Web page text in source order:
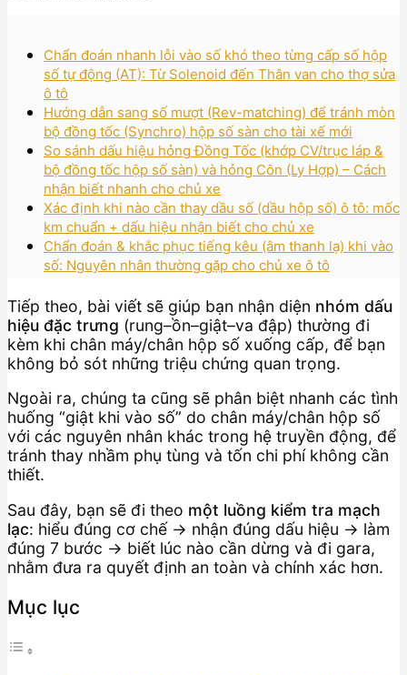
Chẩn đoán nhanh lỗi vào số khó theo từng cấp số hộp
số tự động (AT): Từ Solenoid đến Thân van cho thợ sửa
ô tô
Hướng dẫn sang số mượt (Rev-matching) để tránh mòn
bộ đồng tốc (Synchro) hộp số sàn cho tài xế mới
So sánh dấu hiệu hỏng Đồng Tốc (khớp CV/trục láp &
bộ đồng tốc hộp số sàn) và hỏng Côn (Ly Hợp) – Cách
nhận biết nhanh cho chủ xe
Xác định khi nào cần thay dầu số (dầu hộp số) ô tô: mốc
km chuẩn + dấu hiệu nhận biết cho chủ xe
Chẩn đoán & khắc phục tiếng kêu (âm thanh lạ) khi vào
số: Nguyên nhân thường gặp cho chủ xe ô tô
Tiếp theo, bài viết sẽ giúp bạn nhận diện nhóm dấu
hiệu đặc trưng (rung–ồn–giật–va đập) thường đi
kèm khi chân máy/chân hộp số xuống cấp, để bạn
không bỏ sót những triệu chứng quan trọng.
Ngoài ra, chúng ta cũng sẽ phân biệt nhanh các tình
huống “giật khi vào số” do chân máy/chân hộp số
với các nguyên nhân khác trong hệ truyền động, để
tránh thay nhầm phụ tùng và tốn chi phí không cần
thiết.
Sau đây, bạn sẽ đi theo một luồng kiểm tra mạch
lạc: hiểu đúng cơ chế → nhận đúng dấu hiệu → làm
đúng 7 bước → biết lúc nào cần dừng và đi gara,
nhằm đưa ra quyết định an toàn và chính xác hơn.
Mục lục